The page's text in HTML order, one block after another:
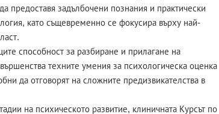
предоставя задълбочени познания и практически
като същевременно се фокусира върху най-
способност за разбиране и прилагане на
техните умения за психологическа оценка
да отговорят на сложните предизвикателства в
на психическото развитие, клиничната Курсът по